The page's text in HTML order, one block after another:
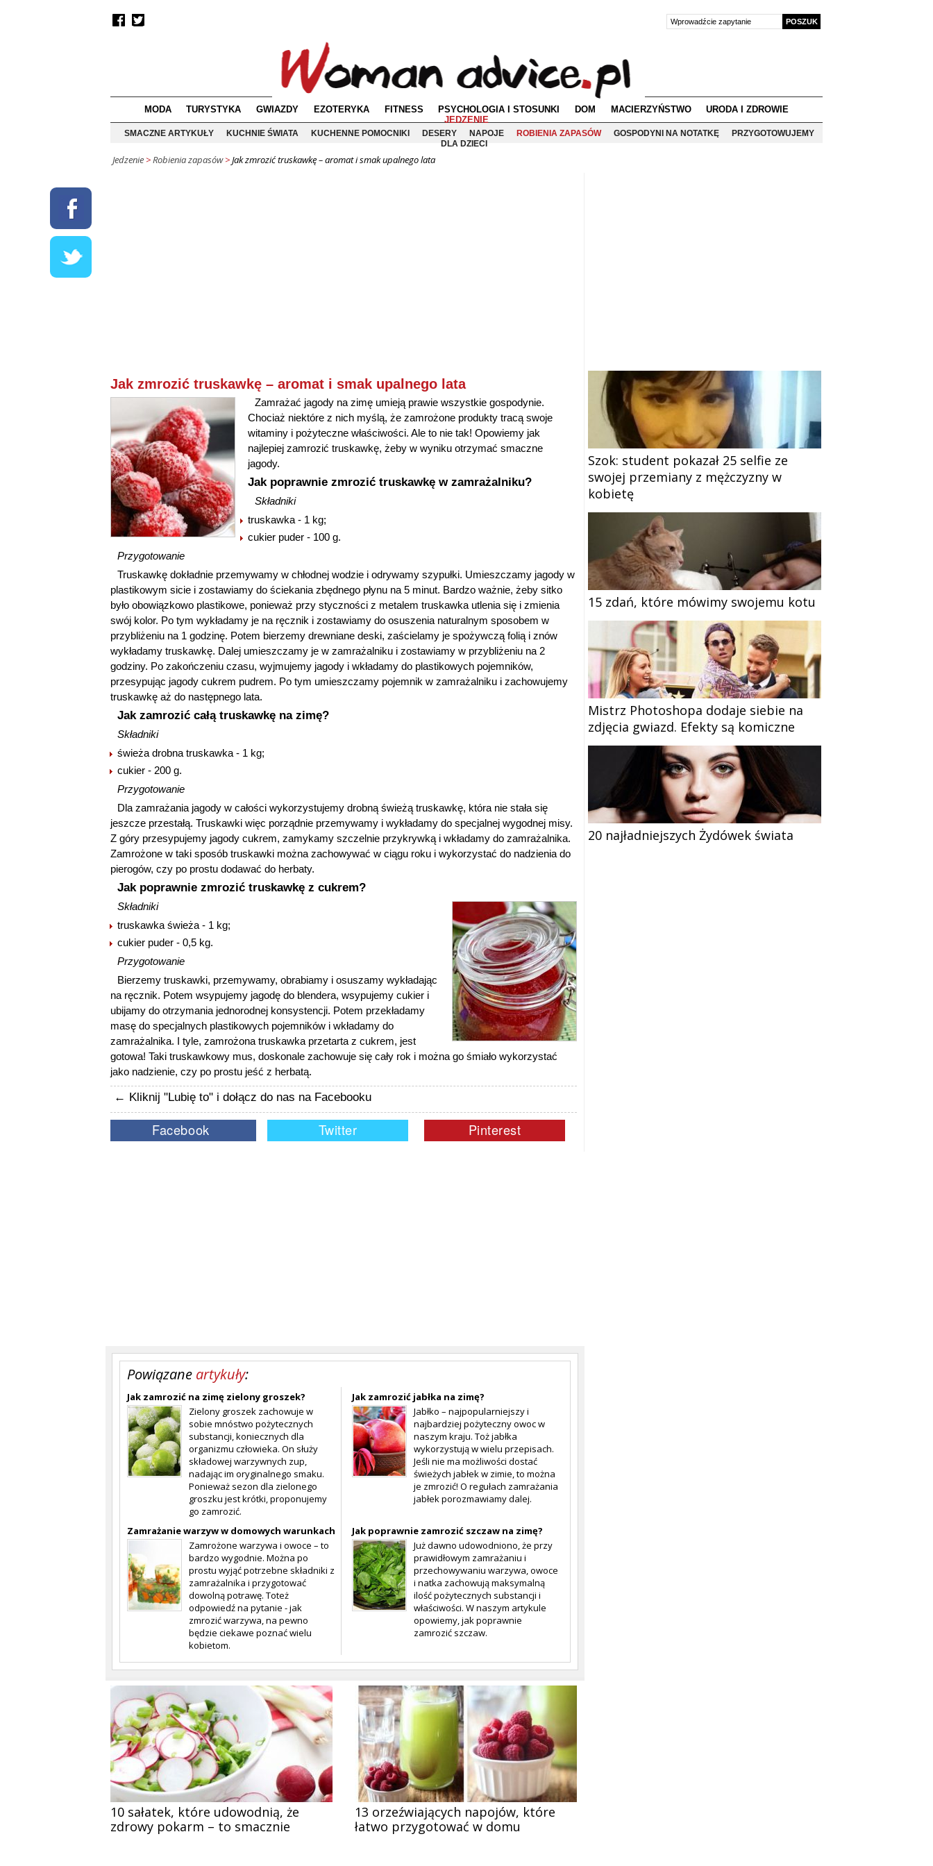
MODA TURYSTYKA GWIAZDY EZOTERYKA FITNESS PSYCHOLOGIA I STOSUNKI DOM MACIERZYŃSTWO
URODA I ZDROWIE
JEDZENIE
SMACZNE ARTYKUŁY
KUCHNIE ŚWIATA KUCHENNE POMOCNIKI DESERY NAPOJE ROBIENIA ZAPASÓW GOSPODYNI NA NOTATKĘ
PRZYGOTOWUJEMY
DLA DZIECI
Jedzenie >Robienia zapasów>Jak zmrozić truskawkę – aromat i smak upalnego lata
Jak zmrozić truskawkę – aromat i smak upalnego lata
Zamrażać jagody na zimę umieją prawie wszystkie gospodynie.
Chociaż niektóre z nich myślą, że zamrożone produkty tracą swoje
witaminy i pożyteczne właściwości. Ale to nie tak! Opowiemy jak
najlepiej zamrozić truskawkę, żeby w wyniku otrzymać smaczne
jagody.
Jak poprawnie zmrozić truskawkę w zamrażalniku?
Składniki
truskawka - 1 kg;
cukier puder - 100 g.
Przygotowanie
Truskawkę dokładnie przemywamy w chłodnej wodzie i odrywamy szypułki. Umieszczamy jagody w
plastikowym sicie i zostawiamy do ściekania zbędnego płynu na 5 minut. Bardzo ważnie, żeby sitko
było obowiązkowo plastikowe, ponieważ przy styczności z metalem truskawka utlenia się i zmienia
swój kolor. Po tym wykładamy je na ręcznik i zostawiamy do osuszenia naturalnym sposobem w
przybliżeniu na 1 godzinę. Potem bierzemy drewniane deski, zaścielamy je spożywczą folią i znów
wykładamy truskawkę. Dalej umieszczamy je w zamrażalniku i zostawiamy w przybliżeniu na 2
godziny. Po zakończeniu czasu, wyjmujemy jagody i wkładamy do plastikowych pojemników,
przesypując jagody cukrem pudrem. Po tym umieszczamy pojemnik w zamrażalniku i zachowujemy
truskawkę aż do następnego lata.
Jak zamrozić całą truskawkę na zimę?
Składniki
świeża drobna truskawka - 1 kg;
cukier - 200 g.
Przygotowanie
Dla zamrażania jagody w całości wykorzystujemy drobną świeżą truskawkę, która nie stała się
jeszcze przestałą. Truskawki więc porządnie przemywamy i wykładamy do specjalnej wygodnej misy.
Z góry przesypujemy jagody cukrem, zamykamy szczelnie przykrywką i wkładamy do zamrażalnika.
Zamrożone w taki sposób truskawki można zachowywać w ciągu roku i wykorzystać do nadzienia do
pierogów, czy po prostu dodawać do herbaty.
Jak poprawnie zmrozić truskawkę z cukrem?
Składniki
truskawka świeża - 1 kg;
cukier puder - 0,5 kg.
Przygotowanie
Bierzemy truskawki, przemywamy, obrabiamy i osuszamy wykładając
na ręcznik. Potem wsypujemy jagodę do blendera, wsypujemy cukier i
ubijamy do otrzymania jednorodnej konsystencji. Potem przekładamy
masę do specjalnych plastikowych pojemników i wkładamy do
zamrażalnika. I tyle, zamrożona truskawka przetarta z cukrem, jest
gotowa! Taki truskawkowy mus, doskonale zachowuje się cały rok i można go śmiało wykorzystać
jako nadzienie, czy po prostu jeść z herbatą.
← Kliknij "Lubię to" i dołącz do nas na Facebooku
Powiązane artykuły:
Jak zamrozić na zimę zielony groszek?
Zielony groszek zachowuje w
sobie mnóstwo pożytecznych
substancji, koniecznych dla
organizmu człowieka. On służy
składowej warzywnych zup,
nadając im oryginalnego smaku.
Ponieważ sezon dla zielonego
groszku jest krótki, proponujemy
go zamrozić.
Jak zamrozić jabłka na zimę?
Jabłko – najpopularniejszy i
najbardziej pożyteczny owoc w
naszym kraju. Toż jabłka
wykorzystują w wielu przepisach.
Jeśli nie ma możliwości dostać
świeżych jabłek w zimie, to można
je zmrozić! O regułach zamrażania
jabłek porozmawiamy dalej.
Zamrażanie warzyw w domowych warunkach
Zamrożone warzywa i owoce – to
bardzo wygodnie. Można po
prostu wyjąć potrzebne składniki z
zamrażalnika i przygotować
dowolną potrawę. Toteż
odpowiedź na pytanie - jak
zmrozić warzywa, na pewno
będzie ciekawe poznać wielu
kobietom.
Jak poprawnie zamrozić szczaw na zimę?
Już dawno udowodniono, że przy
prawidłowym zamrażaniu i
przechowywaniu warzywa, owoce
i natka zachowują maksymalną
ilość pożytecznych substancji i
właściwości. W naszym artykule
opowiemy, jak poprawnie
zamrozić szczaw.
10 sałatek, które udowodnią, że
zdrowy pokarm – to smacznie
13 orzeźwiających napojów, które
łatwo przygotować w domu
Szok: student pokazał 25 selfie ze
swojej przemiany z mężczyzny w
kobietę
15 zdań, które mówimy swojemu kotu
Mistrz Photoshopa dodaje siebie na
zdjęcia gwiazd. Efekty są komiczne
20 najładniejszych Żydówek świata